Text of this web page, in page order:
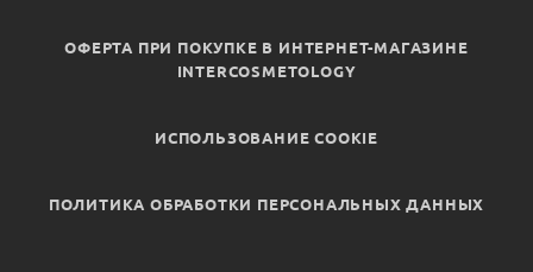
ОФЕРТА ПРИ ПОКУПКЕ В ИНТЕРНЕТ-МАГАЗИНЕ
INTERCOSMETOLOGY
ИСПОЛЬЗОВАНИЕ COOKIE
ПОЛИТИКА ОБРАБОТКИ ПЕРСОНАЛЬНЫХ ДАННЫХ